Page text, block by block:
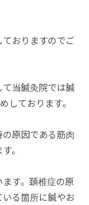
おりますのでご
当鍼灸院では鍼
しております。
原因である筋肉
。
す。頚椎症の原
る箇所に鍼やお